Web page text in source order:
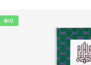
BIO